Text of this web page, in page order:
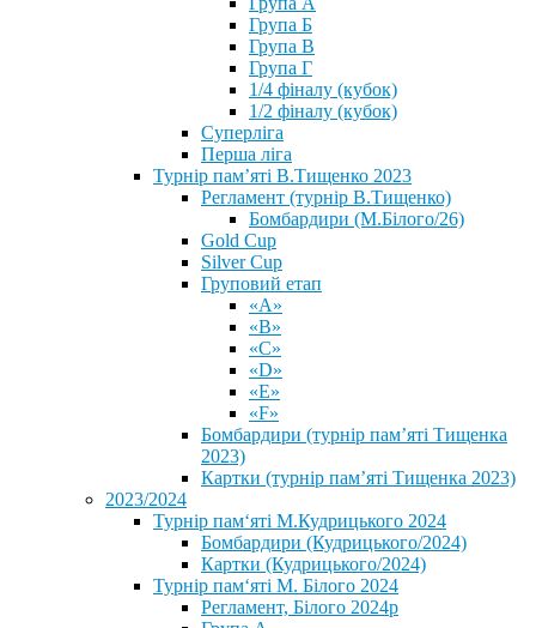
Група Б
Група В
Група Г
1/4 фіналу (кубок)
1/2 фіналу (кубок)
Суперліга
Перша ліга
Турнір пам’яті В.Тищенко 2023
Регламент (турнір В.Тищенко)
Бомбардири (М.Білого/26)
Gold Cup
Silver Cup
Груповий етап
«А»
«В»
«С»
«D»
«Е»
«F»
Бомбардири (турнір пам’яті Тищенка
2023)
Картки (турнір пам’яті Тищенка 2023)
2023/2024
⁨Турнір пам‘яті М.Кудрицького 2024
Бомбардири (Кудрицького/2024)
Картки (Кудрицького/2024)
⁨Турнір пам‘яті М. Білого 2024⁩
Регламент, Білого 2024р